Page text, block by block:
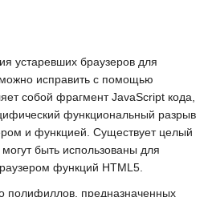
устаревших браузеров для
исправить с помощью
собой фрагментJavaScript кода,
функциональный разрыв
и функцией. Существует целый
быть использованы для
функций HTML5
полифиллов, предназначенных